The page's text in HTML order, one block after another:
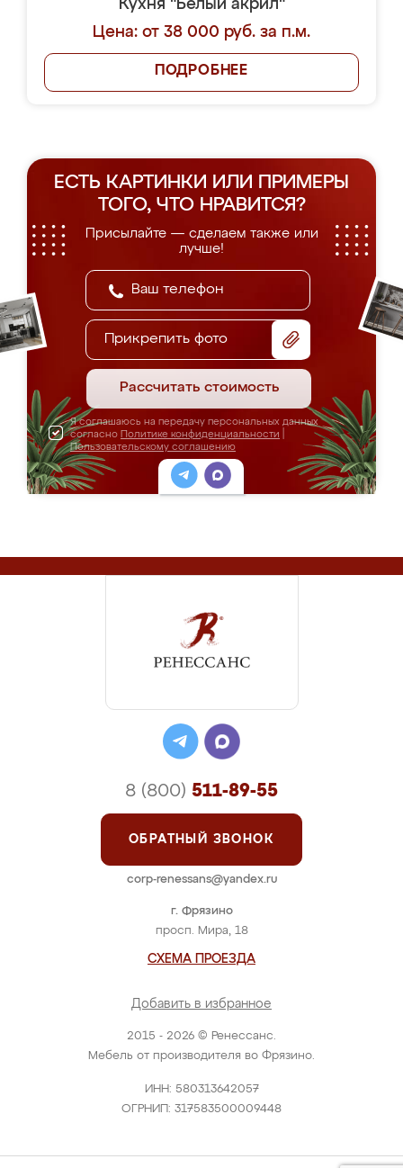
Кухня "Белый акрил"
Цена: от 38 000 руб. за п.м.
ПОДРОБНЕЕ
ЕСТЬ КАРТИНКИ ИЛИ ПРИМЕРЫ
ТОГО, ЧТО НРАВИТСЯ?
Присылайте — сделаем также или
лучше!
Прикрепить фото
Рассчитать стоимость
Я соглашаюсь на передачу персональных данных
согласно Политике конфиденциальности
Пользовательскому соглашению
2015 - 2026 © Ренессанс.
Мебель от производителя во Фрязино.
ИНН: 580313642057
ОГРНИП: 317583500009448
г. Фрязино
просп. Мира, 18
СХЕМА ПРОЕЗДА
Добавить в избранное
8 (800) 511-89-55
ОБРАТНЫЙ ЗВОНОК
corp-renessans@yandex.ru